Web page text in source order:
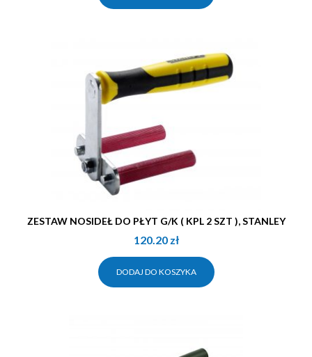
ZESTAW NOSIDEŁ DO PŁYT G/K ( KPL 2 SZT ), STANLEY
120.20 zł
DODAJ DO KOSZYKA